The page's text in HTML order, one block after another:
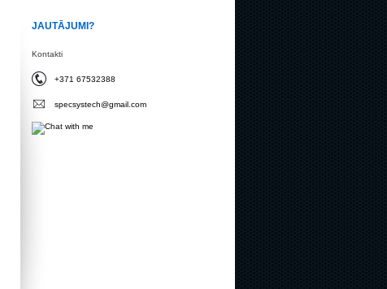
JAUTĀJUMI?
Kontakti
+371 67532388
specsystech@gmail.com